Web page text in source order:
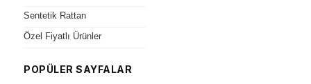
Sentetik Rattan
Özel Fiyatlı Ürünler
POPÜLER SAYFALAR